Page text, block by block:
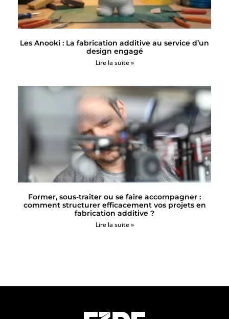
Les Anooki : La fabrication additive au service d’un
design engagé
Lire la suite »
Former, sous-traiter ou se faire accompagner :
comment structurer efficacement vos projets en
fabrication additive ?
Lire la suite »